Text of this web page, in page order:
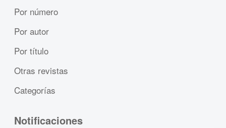
Por número
Por autor
Por título
Otras revistas
Categorías
Notificaciones